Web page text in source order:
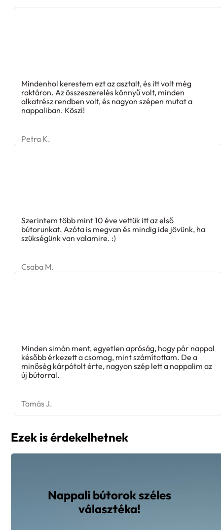
Mindenhol kerestem ezt az asztalt, és itt volt még
raktáron. Az összeszerelés könnyű volt, minden
alkatrész rendben volt, és nagyon szépen mutat a
nappaliban. Köszi!
Petra K.
Szerintem több mint 10 éve vettük itt az első
bútorunkat. Azóta is megvan és mindig ide jövünk, ha
szükségünk van valamire. :)
Csaba M.
Minden simán ment, egyetlen apróság, hogy pár nappal
később érkezett a csomag, mint számítottam. De a
minőség kárpótolt érte, nagyon szép lett a nappalim az
új bútorral.
Tamás J.
Ezek is érdekelhetnek
Nappali bútorok széles
választéka!